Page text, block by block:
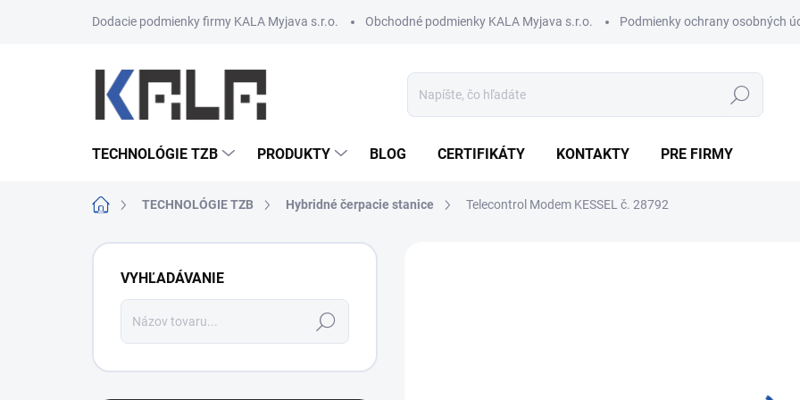
Dodacie podmienky firmy KALA Myjava s.r.o.
Obchodné podmienky KALA Myjava s.r.o. Podmienky ochrany osobných
Hľadať
TECHNOLÓGIE TZB PRODUKTY BLOG CERTIFIKÁTY KONTAKTY PRE FIRMY
DomovTECHNOLÓGIE TZB Hybridné čerpacie stanice Telecontrol Modem KESSEL č. 28792
Bočný panel
VYHĽADÁVANIE
Hľadať